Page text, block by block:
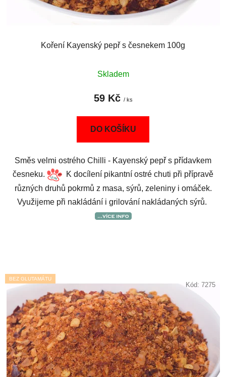
Koření Kayenský pepř s česnekem 100g
Skladem
59 Kč / ks
DO KOŠÍKU
Směs velmi ostrého Chilli - Kayenský pepř s přídavkem
česneku.
K docílení pikantní ostré chuti při přípravě
různých druhů pokrmů z masa, sýrů, zeleniny i omáček.
Využijeme při nakládání i grilování nakládaných sýrů.
BEZ GLUTAMÁTU
Kód: 7275